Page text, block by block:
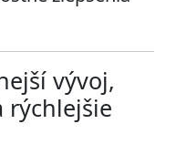
vývoj,
rýchlejšie